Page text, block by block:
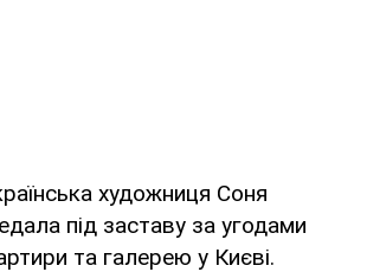
художниця Соня
під заставу за угодами
та галерею у Києві.